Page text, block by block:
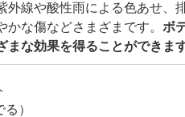
線や酸性雨による色あせ、
な傷などさまざまです。 ボ
まな効果を得ることができま
）